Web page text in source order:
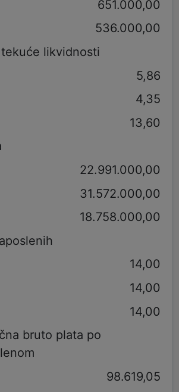
651.000,00
536.000,00
tekuće likvidnosti
5,86
4,35
13,60
22.991.000,00
31.572.000,00
18.758.000,00
14,00
14,00
14,00
bruto plata po
98.619,05